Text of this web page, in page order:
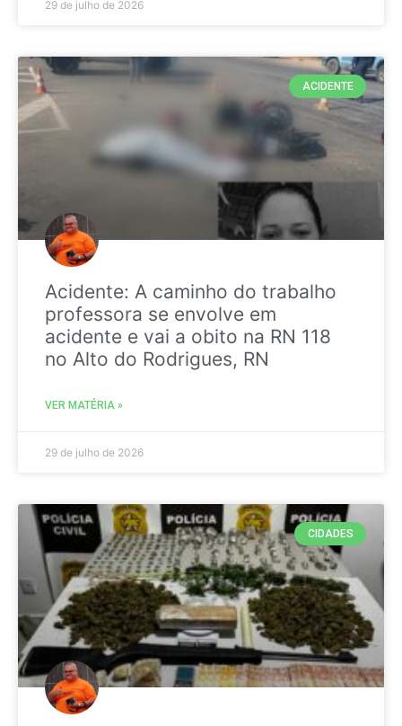
29 de julho de 2026
ACIDENTE
Acidente: A caminho do trabalho
professora se envolve em
acidente e vai a obito na RN 118
no Alto do Rodrigues, RN
VER MATÉRIA »
29 de julho de 2026
CIDADES